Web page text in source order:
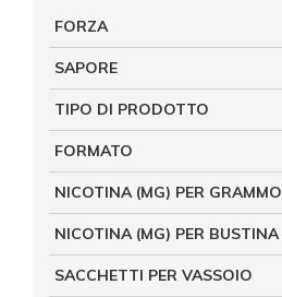
FORZA
SAPORE
TIPO DI PRODOTTO
FORMATO
NICOTINA (MG) PER GRAMMO
NICOTINA (MG) PER BUSTINA
SACCHETTI PER VASSOIO